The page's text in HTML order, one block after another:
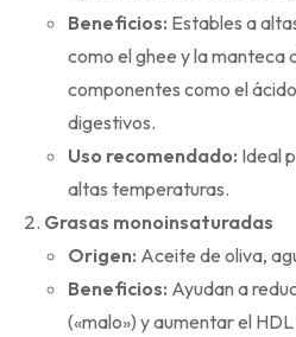
Beneficios: Estables a
como el ghee y la manteca
componentes como el
digestivos.
Uso recomendado: Ideal
altas temperaturas.
Grasas monoinsaturadas
Origen: Aceite de oliva,
Beneficios: Ayudan a
(«malo») y aumentar el HDL